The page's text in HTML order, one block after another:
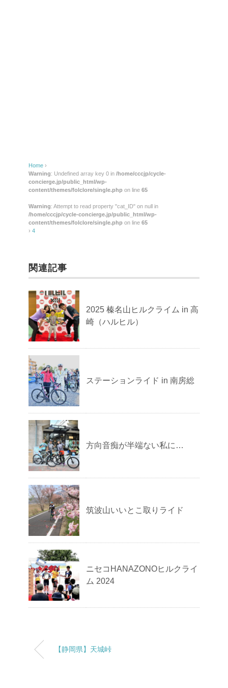
Home ›
Warning: Undefined array key 0 in /home/cccjp/cycle-
concierge.jp/public_html/wp-
content/themes/folclore/single.php on line 65
Warning: Attempt to read property "cat_ID" on null in
/home/cccjp/cycle-concierge.jp/public_html/wp-
content/themes/folclore/single.php on line 65
› 4
関連記事
2025 榛名山ヒルクライム in 高
崎（ハルヒル）
ステーションライド in 南房総
方向音痴が半端ない私に…
筑波山いいとこ取りライド
ニセコHANAZONOヒルクライ
ム 2024
【静岡県】天城峠